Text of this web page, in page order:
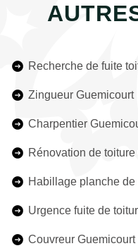
Recherche de fuite
Zingueur Guemicourt
Charpentier
Rénovation de
Habillage planche
Urgence fuite de
Couvreur Guemicourt